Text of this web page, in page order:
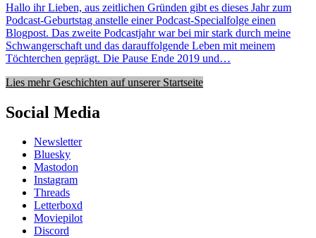
Hallo ihr Lieben, aus zeitlichen Gründen gibt es dieses Jahr zum
Podcast-Geburtstag anstelle einer Podcast-Specialfolge einen
Blogpost. Das zweite Podcastjahr war bei mir stark durch meine
Schwangerschaft und das darauffolgende Leben mit meinem
Töchterchen geprägt. Die Pause Ende 2019 und…
Lies mehr Geschichten auf unserer Startseite
Social Media
Newsletter
Bluesky
Mastodon
Instagram
Threads
Letterboxd
Moviepilot
Discord